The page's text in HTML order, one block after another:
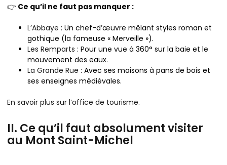
👉 Ce qu’il ne faut pas manquer :
L’Abbaye : Un chef-d’œuvre mêlant styles roman et
gothique (la fameuse « Merveille »).
Les Remparts : Pour une vue à 360° sur la baie et le
mouvement des eaux.
La Grande Rue : Avec ses maisons à pans de bois et
ses enseignes médiévales.
En savoir plus sur l’office de tourisme.
II. Ce qu’il faut absolument visiter
au Mont Saint-Michel